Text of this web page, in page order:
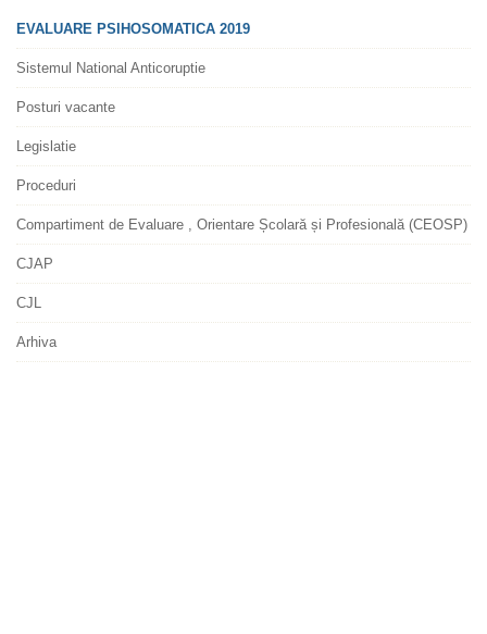
EVALUARE PSIHOSOMATICA 2019
Sistemul National Anticoruptie
Posturi vacante
Legislatie
Proceduri
Compartiment de Evaluare , Orientare Școlară și Profesională (CEOSP)
CJAP
CJL
Arhiva